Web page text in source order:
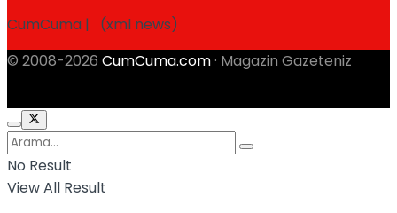
CumCuma | (xml news)
© 2008-2026 CumCuma.com · Magazin Gazeteniz
No Result
View All Result